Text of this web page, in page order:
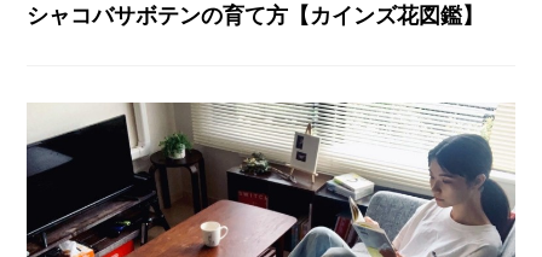
シャコバサボテンの育て方【カインズ花図鑑】